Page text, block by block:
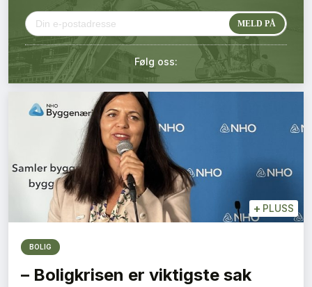
Kontakt oss
Login
Følg oss:
+ PLUSS
BOLIG
– Boligkrisen er viktigste sak